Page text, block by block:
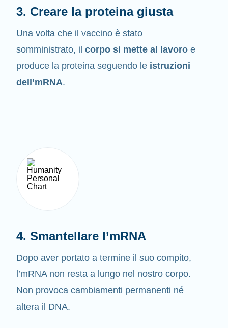
3. Creare la proteina giusta
Una volta che il vaccino è stato
somministrato, il corpo si mette al lavoro e
produce la proteina seguendo le istruzioni
dell’mRNA.
4. Smantellare l’mRNA
Dopo aver portato a termine il suo compito,
l’mRNA non resta a lungo nel nostro corpo.
Non provoca cambiamenti permanenti né
altera il DNA.